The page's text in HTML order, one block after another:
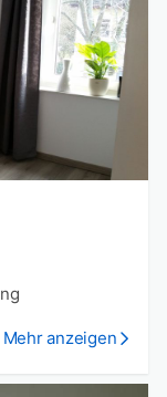
Mehr anzeigen